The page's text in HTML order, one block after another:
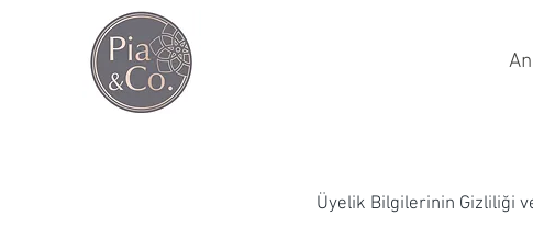
Üyelik Bilgilerinin Gizliliği